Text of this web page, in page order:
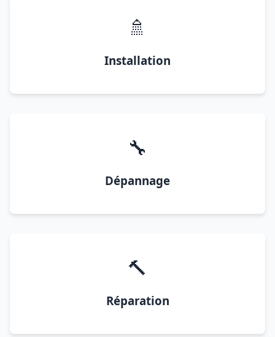
🚿
Installation
🔧
Dépannage
🔨
Réparation